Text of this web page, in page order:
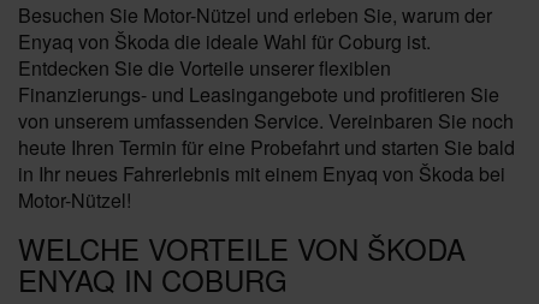
Besuchen Sie Motor-Nützel und erleben Sie, warum der
Enyaq von Škoda die ideale Wahl für Coburg ist.
Entdecken Sie die Vorteile unserer flexiblen
Finanzierungs- und Leasingangebote und profitieren Sie
von unserem umfassenden Service. Vereinbaren Sie noch
heute Ihren Termin für eine Probefahrt und starten Sie bald
in Ihr neues Fahrerlebnis mit einem Enyaq von Škoda bei
Motor-Nützel!
WELCHE VORTEILE VON ŠKODA
ENYAQ IN COBURG